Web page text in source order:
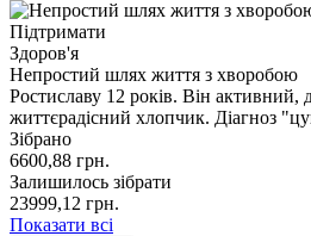
Підтримати
Здоров'я
Непростий шлях життя з хворобою
Ростиславу 12 років. Він активний,
життєрадісний хлопчик. Діагноз
Зібрано
6600,88 грн.
Залишилось зібрати
23999,12 грн.
Показати всі